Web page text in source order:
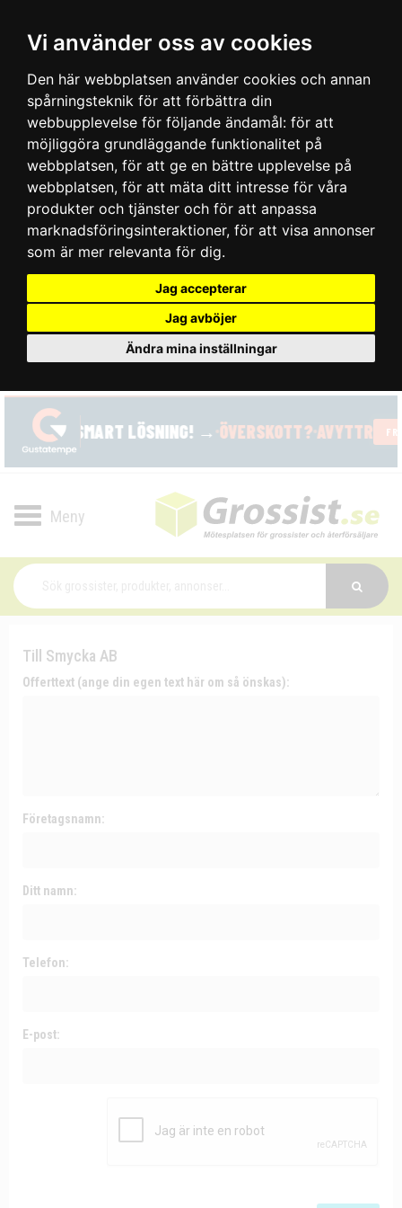
Vi använder oss av cookies
Den här webbplatsen använder cookies och annan
spårningsteknik för att förbättra din
webbupplevelse för följande ändamål: för att
möjliggöra grundläggande funktionalitet på
webbplatsen, för att ge en bättre upplevelse på
webbplatsen, för att mäta ditt intresse för våra
produkter och tjänster och för att anpassa
marknadsföringsinteraktioner, för att visa annonser
som är mer relevanta för dig.
Jag accepterar
Jag avböjer
Ändra mina inställningar
Toggle
Till Smycka AB
Offerttext (ange din egen text här om så önskas):
Företagsnamn:
Ditt namn:
Telefon:
E-post: